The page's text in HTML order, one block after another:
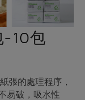
-10包
張的處理程序，
易破，吸水性